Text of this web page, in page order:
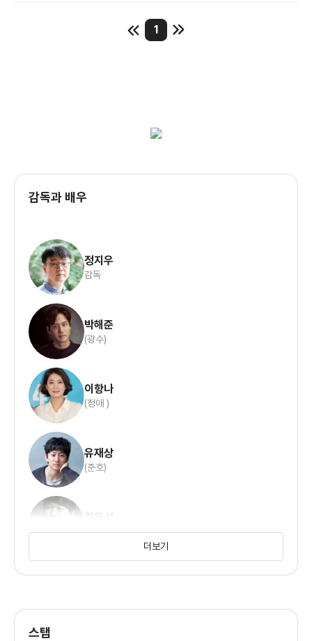
10여년의 시간이 흘리고 대회에 참가만 하면 4등만 하는 준호
은 아직도 우리사회의 만연해있는 체벌, 즉 폭력에 대한 이야기를
일조를 한 영훈의 아들을 코치하면서 상황의 아이러니가 발생하고
이는 영화가 끝날 때까지 지속되고 흥미를 유발시킨다. 하지만
준호이지만 그 스트레스를 안고 있다가 동생에게 광수와 같이
폭행을 가하는 부분은 너무나 충격적이었다. 이후엔 부모와
교육과 스스로 성장을 하면서 자신의 가치와 정체성이 조금씩
만들어진다. 정애의 경우, 우리 주위에서 많이 볼 수 있는 엄마의
캐릭터이지만 조금 더 도를 넘어서는 행동을 지속한다. 특히
준호가 수영을 그만두겠다고 말할 때 그녀의 대답이 가관이다.
그리고 이를 연기한 이항나 라는 배우의 연기는 개인적으로
‘발견’이라고 할 수 있을 정도로 대단했다. 앞으로 그녀의 작품이
나오면 꼭 찾아볼 것 같다.
개인적으로 정지우라는 감독만큼 실력에 비해 빛을 보지 못 한
감독도 없을 것이다. 역사에 남는 단편을 통해 주목을 받고 라는
충격적인 데뷔작을 비롯해 등 모두 훌륭한 작품들이었지만 모든
영화들이 배우들에게 집중된 나머지 연출자가 직접 빛은 못 본
느낌이다. 은 앞서 언급한 작품들과는 궤가 다른 작품이다. 그리고
적은 자본이 들어간 작품이고 덜 화려하지만 어쩌면 앞으로
정지우 감독이 향해야하는 방향이 아닐까라는 생각을 해 보았다.
보상심리가 철저하게 반영된, 부모의 욕망과 이기심이 전제된
수험생들이 문제 하나에 일희일비하는 것 마냥 운동선수로 대학을
해당 종목에서 보이는 능력에 자신들의 인생을 건다.
준호(유재상)는 수영이 좋아서 하게 됐다. 그런데 엄마 정애
(이항나)는 준호가 수영을 좋아하는 게 관건이 아니라
입상 못하는 4등만 하는 게 못마땅한 정도를 넘어 매 대회 매
순간마다 푸념과 한숨, 한탄을 하며 인생의 가장
지독한 난제에 봉착한 모습을 보인다.
준호가 1위 입상을 하고 그게 대학 입학으로 이어지고 국가대표
선발전에서 국가대표가 되고 차후 올림픽에서
박태환처럼 금메달을 따는 일련의 시나리오가 정애의 뇌리에는
각인 돼 있는데 자식인 준호가 자신의 욕심처럼 매
대회마다 1등을 하지 못하는 것이 아주 미칠 지경인 것이다.
자식들이 부모 말 잘 들어서 손해 본 게 없다는 그저
그런 관습을 일종의 진리처럼 신봉한다는데 문제가 있다. 특히
경우는 헤아릴 수 없이 많으며 부모와의 갈등을 하나의 거쳐 가는
과정이나 혹은 아예 무시하고 자수성가한 경우도
1
감독과 배우
정지우
감독
박해준
(광수)
이항나
(정애 )
유재상
(준호)
최무성
(영훈)
더보기
스탭